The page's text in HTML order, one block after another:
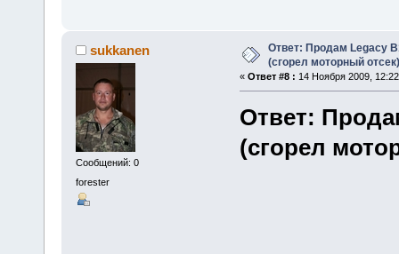
sukkanen
Сообщений: 0
forester
Ответ: Продам Legacy
(сгорел моторный отсек)
« Ответ #8 : 14 Ноября 2009,
Ответ:
(сгорел